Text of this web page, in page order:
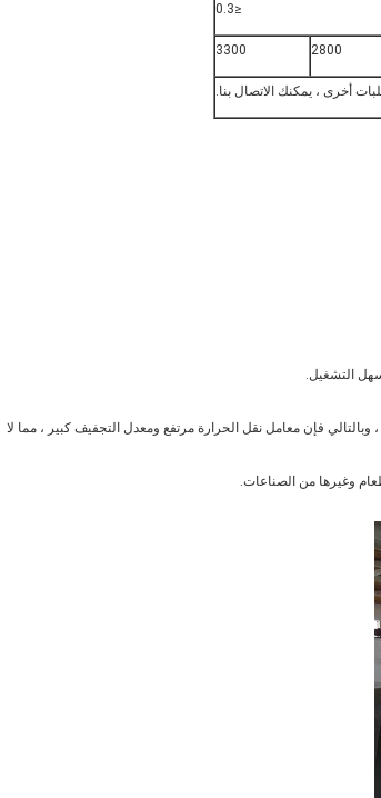
≤0.3
2800
3300
أخرى ، يمكنك الاتصال بنا.
وبالتالي فإن معامل نقل الحرارة مرتفع ومعدل التجفيف كبير ، مما لا